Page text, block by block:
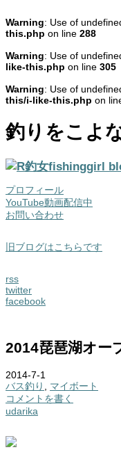
Warning: Use of
this.php on line 288
Warning: Use of
like-this.php on line 305
Warning: Use of
this/i-like-this.php on
釣りをこよ
プロフィール
YouTube動画配信中
お問い合わせ
旧ブログはこちらです
rss
twitter
facebook
2014琵琶湖オー
2014-7-1
バス釣り , マイボート
コメントを書く
udarika